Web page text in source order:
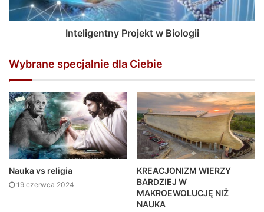
Inteligentny Projekt w Biologii
Wybrane specjalnie dla Ciebie
Nauka vs religia
19 czerwca 2024
KREACJONIZM WIERZY
BARDZIEJ W
MAKROEWOLUCJĘ NIŻ
NAUKA